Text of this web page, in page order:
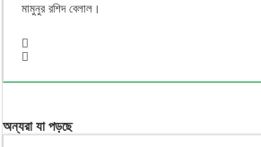
মামুনুর রশিদ বেলাল।
অন্যরা যা পড়ছে